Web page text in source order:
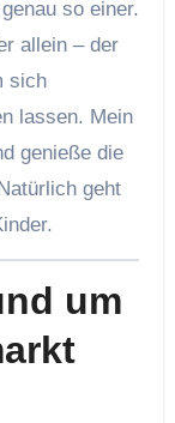
so einer.
allein – der
sich
lassen. Mein
genieße die
geht
um